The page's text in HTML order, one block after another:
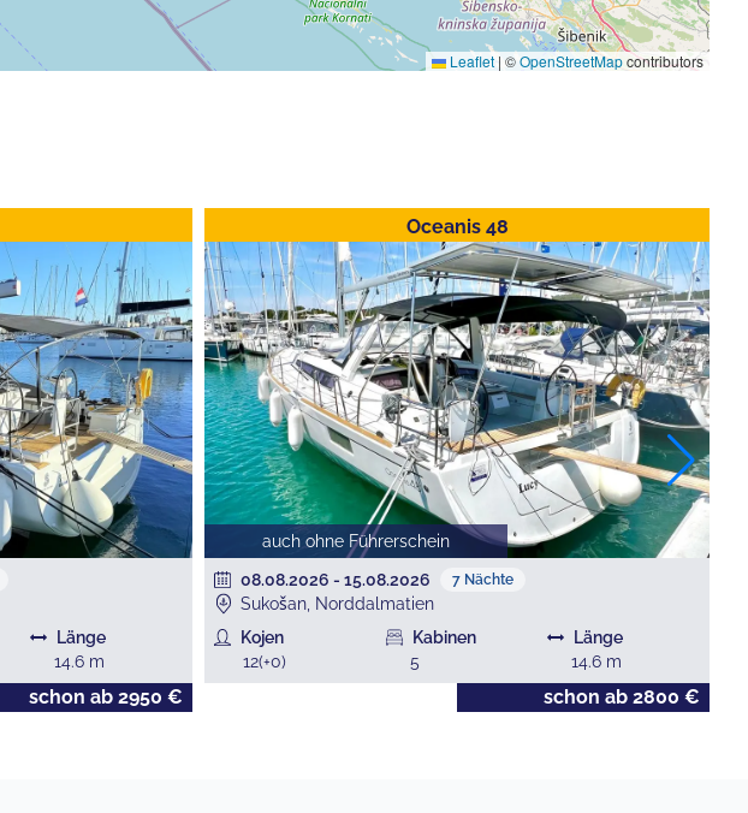
Leaflet | ©OpenStreetMapcontributors
Länge
14.6 m
schon ab 2950 €
Oceanis 48
auch ohne Führerschein
08.08.2026 - 15.08.2026 7 Nächte
Sukošan, Norddalmatien
Kojen
12(+0)
Kabinen
5
Länge
14.6 m
schon ab 2800 €